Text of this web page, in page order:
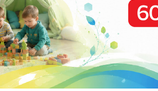
КУРС-
начальной